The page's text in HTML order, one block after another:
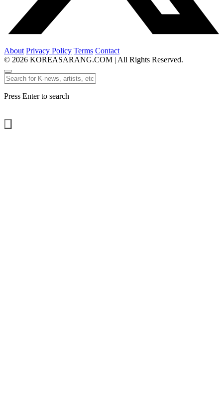
About Privacy Policy Terms Contact
© 2026 KOREASARANG.COM | All Rights Reserved.
Press Enter to search